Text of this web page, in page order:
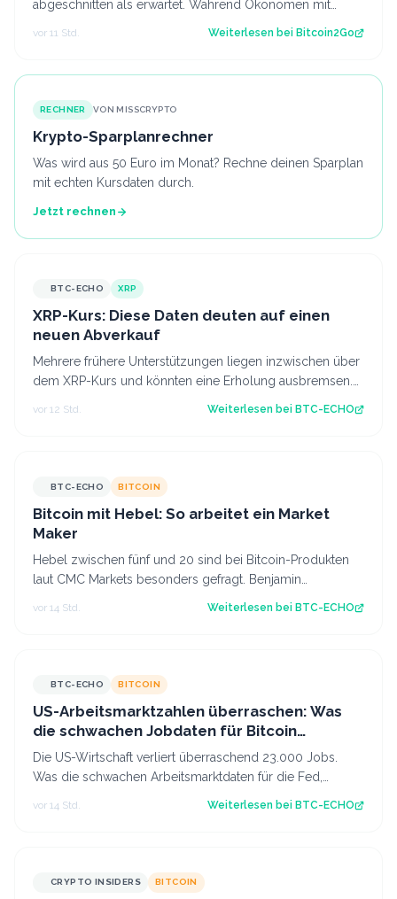
abgeschnitten als erwartet. Während Ökonomen mit
vor 11 Std. Weiterlesen bei Bitcoin2Go
RECHNER VON MISSCRYPTO
Krypto-Sparplanrechner
Was wird aus 50 Euro im Monat? Rechne deinen Sparplan
mit echten Kursdaten durch.
Jetzt rechnen
BTC-ECHO XRP
XRP-Kurs: Diese Daten deuten auf einen
neuen Abverkauf
Mehrere frühere Unterstützungen liegen inzwischen über
dem XRP-Kurs und könnten eine Erholung ausbremsen.
Nun kommt es darauf an, ob diese Z…
vor 12 Std. Weiterlesen bei BTC-ECHO
BTC-ECHO BITCOIN
Bitcoin mit Hebel: So arbeitet ein Market
Maker
Hebel zwischen fünf und 20 sind bei Bitcoin-Produkten
laut CMC Markets besonders gefragt. Benjamin
vor 14 Std. Weiterlesen bei BTC-ECHO
BTC-ECHO BITCOIN
US-Arbeitsmarktzahlen überraschen: Was
die schwachen Jobdaten für Bitcoin
bedeuten
Die US-Wirtschaft verliert überraschend 23.000 Jobs.
Was die schwachen Arbeitsmarktdaten für die Fed,
Bitcoin und den Krypto-Markt bedeuten.…
vor 14 Std. Weiterlesen bei BTC-ECHO
CRYPTO INSIDERS BITCOIN